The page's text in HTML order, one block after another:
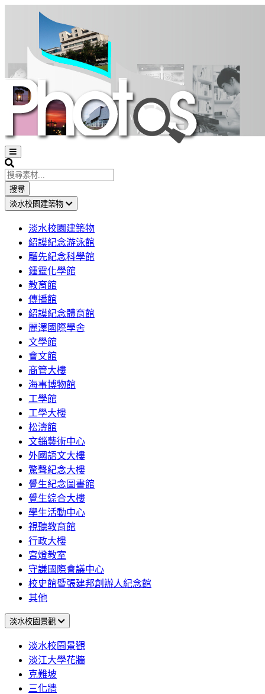
Open
sidebar
Search
搜尋
淡水校園建築物
淡水校園建築物
紹謨紀念游泳館
騮先紀念科學館
鍾靈化學館
教育館
傳播館
紹謨紀念體育館
麗澤國際學舍
文學館
會文館
商管大樓
海事博物館
工學館
工學大樓
松濤館
文錙藝術中心
外國語文大樓
驚聲紀念大樓
覺生紀念圖書館
覺生綜合大樓
學生活動中心
視聽教育館
行政大樓
宮燈教室
守謙國際會議中心
校史館暨張建邦創辦人紀念館
其他
淡水校園景觀
淡水校園景觀
淡江大學花牆
克難坡
三化牆